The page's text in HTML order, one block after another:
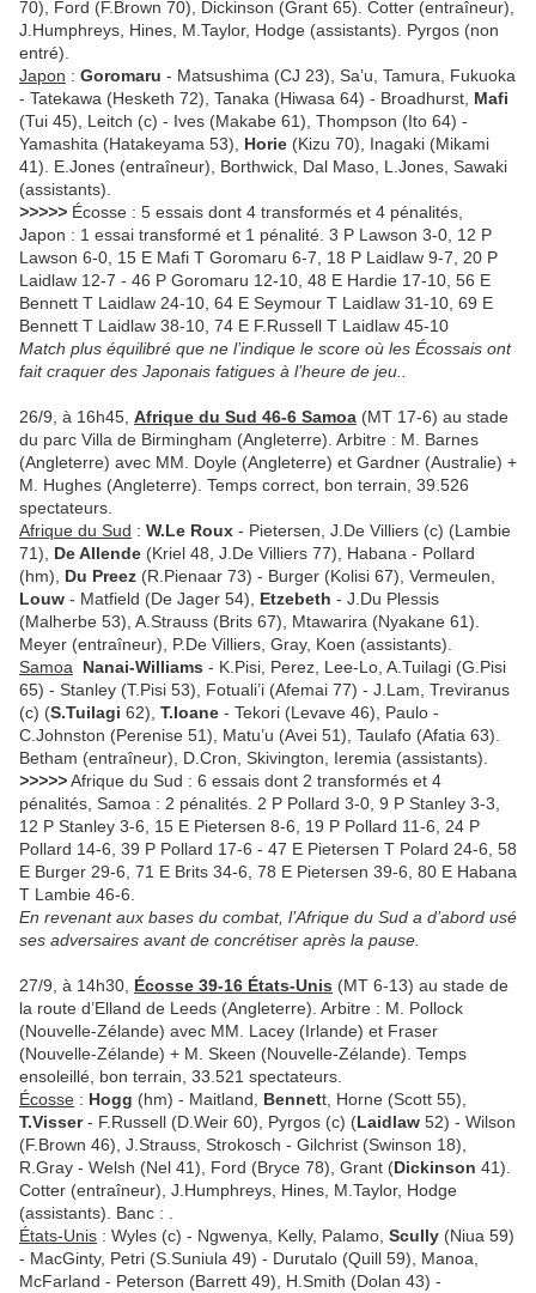
70), Ford (F.Brown 70), Dickinson (Grant 65). Cotter (entraîneur),
J.Humphreys, Hines, M.Taylor, Hodge (assistants). Pyrgos (non
entré).
Japon : Goromaru - Matsushima (CJ 23), Sa’u, Tamura, Fukuoka
- Tatekawa (Hesketh 72), Tanaka (Hiwasa 64) - Broadhurst, Mafi
(Tui 45), Leitch (c) - Ives (Makabe 61), Thompson (Ito 64) -
Yamashita (Hatakeyama 53), Horie (Kizu 70), Inagaki (Mikami
41). E.Jones (entraîneur), Borthwick, Dal Maso, L.Jones, Sawaki
(assistants).
>>>>> Écosse : 5 essais dont 4 transformés et 4 pénalités,
Japon : 1 essai transformé et 1 pénalité. 3 P Lawson 3-0, 12 P
Lawson 6-0, 15 E Mafi T Goromaru 6-7, 18 P Laidlaw 9-7, 20 P
Laidlaw 12-7 - 46 P Goromaru 12-10, 48 E Hardie 17-10, 56 E
Bennett T Laidlaw 24-10, 64 E Seymour T Laidlaw 31-10, 69 E
Bennett T Laidlaw 38-10, 74 E F.Russell T Laidlaw 45-10
Match plus équilibré que ne l’indique le score où les Écossais ont
fait craquer des Japonais fatigues à l’heure de jeu..
26/9, à 16h45, Afrique du Sud 46-6 Samoa (MT 17-6) au stade
du parc Villa de Birmingham (Angleterre). Arbitre : M. Barnes
(Angleterre) avec MM. Doyle (Angleterre) et Gardner (Australie) +
M. Hughes (Angleterre). Temps correct, bon terrain, 39.526
spectateurs.
Afrique du Sud : W.Le Roux - Pietersen, J.De Villiers (c) (Lambie
71), De Allende (Kriel 48, J.De Villiers 77), Habana - Pollard
(hm), Du Preez (R.Pienaar 73) - Burger (Kolisi 67), Vermeulen,
Louw - Matfield (De Jager 54), Etzebeth - J.Du Plessis
(Malherbe 53), A.Strauss (Brits 67), Mtawarira (Nyakane 61).
Meyer (entraîneur), P.De Villiers, Gray, Koen (assistants).
Samoa
Nanai-Williams - K.Pisi, Perez, Lee-Lo, A.Tuilagi (G.Pisi
65) - Stanley (T.Pisi 53), Fotuali’i (Afemai 77) - J.Lam, Treviranus
(c) (S.Tuilagi 62), T.Ioane - Tekori (Levave 46), Paulo -
C.Johnston (Perenise 51), Matu’u (Avei 51), Taulafo (Afatia 63).
Betham (entraîneur), D.Cron, Skivington, Ieremia (assistants).
>>>>>Afrique du Sud : 6 essais dont 2 transformés et 4
pénalités, Samoa : 2 pénalités. 2 P Pollard 3-0, 9 P Stanley 3-3,
12 P Stanley 3-6, 15 E Pietersen 8-6, 19 P Pollard 11-6, 24 P
Pollard 14-6, 39 P Pollard 17-6 - 47 E Pietersen T Polard 24-6, 58
E Burger 29-6, 71 E Brits 34-6, 78 E Pietersen 39-6, 80 E Habana
T Lambie 46-6.
En revenant aux bases du combat, l’Afrique du Sud a d’abord usé
ses adversaires avant de concrétiser après la pause.
27/9, à 14h30, Écosse 39-16 États-Unis (MT 6-13) au stade de
la route d’Elland de Leeds (Angleterre). Arbitre : M. Pollock
(Nouvelle-Zélande) avec MM. Lacey (Irlande) et Fraser
(Nouvelle-Zélande) + M. Skeen (Nouvelle-Zélande). Temps
ensoleillé, bon terrain, 33.521 spectateurs.
Écosse : Hogg (hm) - Maitland, Bennett, Horne (Scott 55),
T.Visser- F.Russell (D.Weir 60), Pyrgos (c) (Laidlaw 52) - Wilson
(F.Brown 46), J.Strauss, Strokosch - Gilchrist (Swinson 18),
R.Gray - Welsh (Nel 41), Ford (Bryce 78), Grant (Dickinson 41).
Cotter (entraîneur), J.Humphreys, Hines, M.Taylor, Hodge
(assistants). Banc : .
États-Unis : Wyles (c) - Ngwenya, Kelly, Palamo, Scully (Niua 59)
- MacGinty, Petri (S.Suniula 49) - Durutalo (Quill 59), Manoa,
McFarland - Peterson (Barrett 49), H.Smith (Dolan 43) -